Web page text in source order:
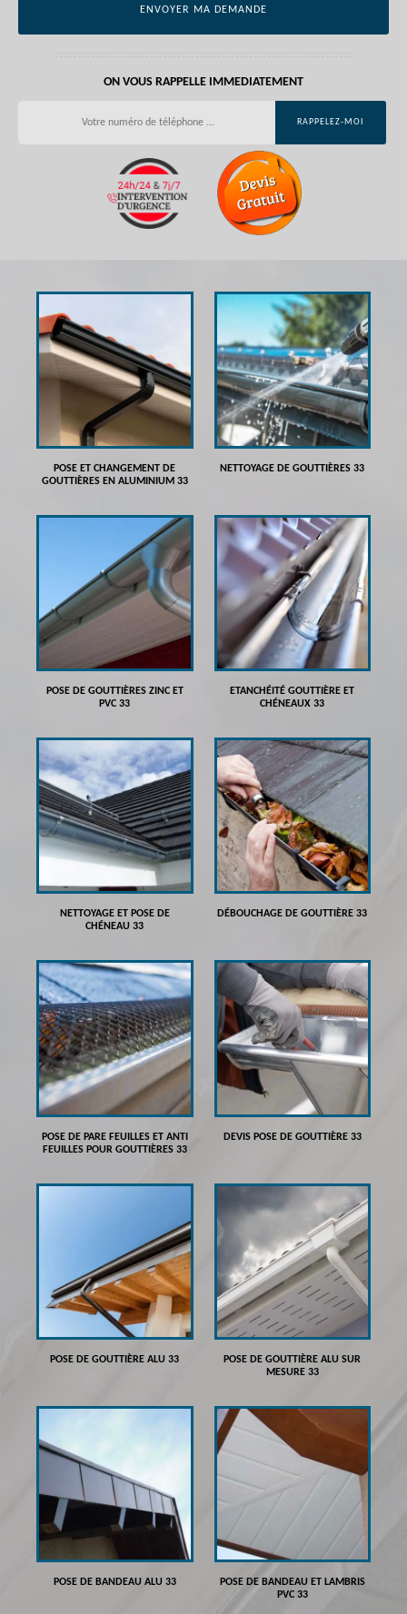
ON VOUS RAPPELLE IMMEDIATEMENT
POSE ET CHANGEMENT DE
GOUTTIÈRES EN ALUMINIUM 33
NETTOYAGE DE GOUTTIÈRES 33
POSE DE GOUTTIÈRES ZINC ET
PVC 33
ETANCHÉITÉ GOUTTIÈRE ET
CHÉNEAUX 33
NETTOYAGE ET POSE DE
CHÉNEAU 33
DÉBOUCHAGE DE GOUTTIÈRE 33
POSE DE PARE FEUILLES ET ANTI
FEUILLES POUR GOUTTIÈRES 33
DEVIS POSE DE GOUTTIÈRE 33
POSE DE GOUTTIÈRE ALU 33
POSE DE GOUTTIÈRE ALU SUR
MESURE 33
POSE DE BANDEAU ALU 33
POSE DE BANDEAU ET LAMBRIS
PVC 33